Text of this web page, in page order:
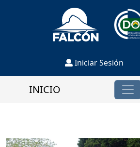
Iniciar Sesión
INICIO